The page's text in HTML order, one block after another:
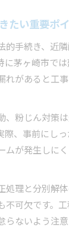
たい重要ポ
的手続き、近
に茅ヶ崎市で
れがあると工
、粉じん対策
際、事前にし
ムが発生しに
処理と分別解
不可欠です。
ないよう注意